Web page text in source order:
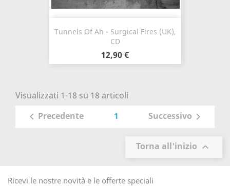
Tunnels Of Ah - Surgical Fires (UK),
CD
12,90 €
Visualizzati 1-18 su 18 articoli
 Precedente 1 Successivo 
Torna all'inizio 
Ricevi le nostre novità e le offerte speciali